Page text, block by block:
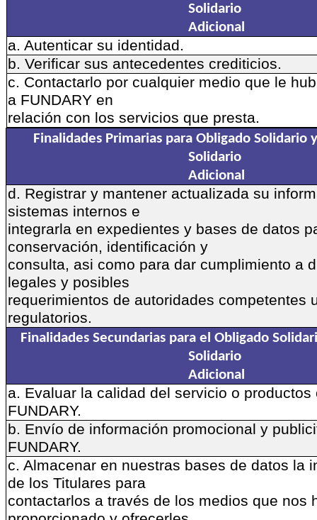
Solidario
Adicional
a. Autenticar su identidad.
b. Verificar sus antecedentes crediticios.
c. Contactarlo por cualquier medio que le
a FUNDARY en
relación con los servicios que presta.
Finalidades Primarias para Obligado Solidario
Solidario
Adicional
d. Registrar y mantener actualizada su
sistemas internos e
integrarla en expedientes y bases de datos
conservación, identificación y
consulta, asi como para dar cumplimiento a
legales y posibles
requerimientos de autoridades competentes
regulatorios.
Finalidades Secundarias para el Obligado
Solidario
Adicional
a. Evaluar la calidad del servicio o productos
FUNDARY.
b. Envío de información promocional y
FUNDARY.
c. Almacenar en nuestras bases de datos la
de los Titulares para
contactarlos a través de los medios que nos